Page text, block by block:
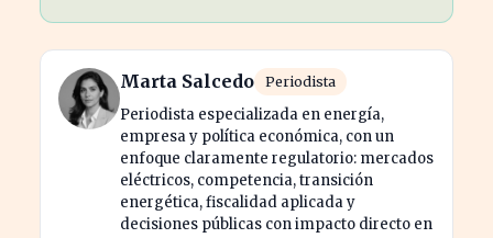
Marta Salcedo Periodista
Periodista especializada en energía,
empresa y política económica, con un
enfoque claramente regulatorio: mercados
eléctricos, competencia, transición
energética, fiscalidad aplicada y
decisiones públicas con impacto directo en